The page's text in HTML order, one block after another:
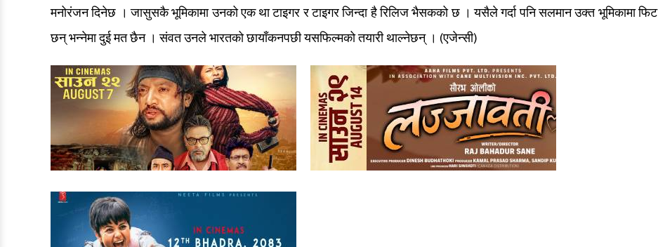
मनोरंजन दिनेछ । जासुसकै भूमिकामा उनको एक था टाइगर र टाइगर जिन्दा है रिलिज भैसकको छ । यसैले गर्दा पनि सलमान उक्त भूमिकामा फिट
छन् भन्नेमा दुई मत छैन । संवत उनले भारतको छायाँकनपछी यसफिल्मको तयारी थाल्नेछन् । (एजेन्सी)